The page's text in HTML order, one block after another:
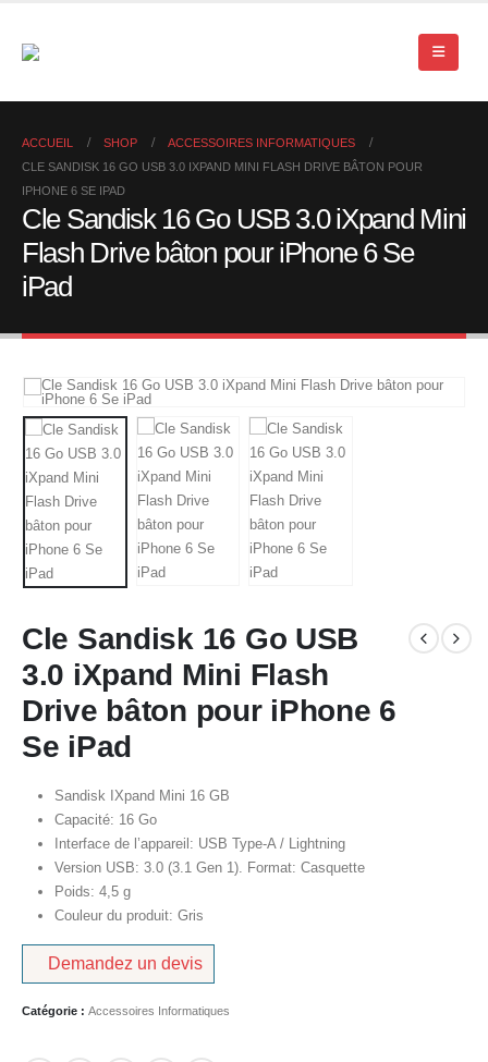
ACCUEIL SHOP
ACCESSOIRES INFORMATIQUES
CLE SANDISK 16 GO USB 3.0 IXPAND MINI FLASH DRIVE BÂTON POUR
IPHONE 6 SE IPAD
Cle Sandisk 16 Go USB 3.0 iXpand Mini
Flash Drive bâton pour iPhone 6 Se
iPad
Cle Sandisk 16 Go USB
3.0 iXpand Mini Flash
Drive bâton pour iPhone 6
Se iPad
Sandisk IXpand Mini 16 GB
Capacité: 16 Go
Interface de l’appareil: USB Type-A / Lightning
Version USB: 3.0 (3.1 Gen 1). Format: Casquette
Poids: 4,5 g
Couleur du produit: Gris
Demandez un devis
Catégorie : Accessoires Informatiques